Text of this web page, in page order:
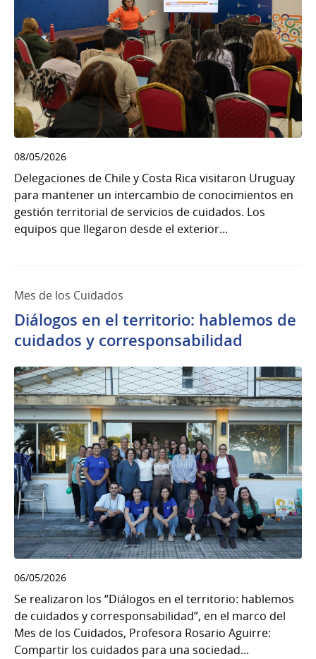
08/05/2026
Delegaciones de Chile y Costa Rica visitaron Uruguay
para mantener un intercambio de conocimientos en
gestión territorial de servicios de cuidados. Los
equipos que llegaron desde el exterior...
Mes de los Cuidados
Diálogos en el territorio: hablemos de
cuidados y corresponsabilidad
06/05/2026
Se realizaron los “Diálogos en el territorio: hablemos
de cuidados y corresponsabilidad”, en el marco del
Mes de los Cuidados, Profesora Rosario Aguirre:
Compartir los cuidados para una sociedad...